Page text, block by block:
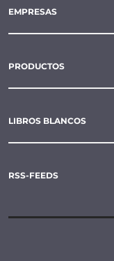
EMPRESAS
PRODUCTOS
LIBROS BLANCOS
RSS-FEEDS